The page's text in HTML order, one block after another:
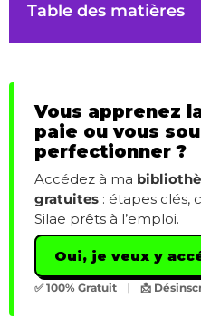
Table des matières
Vous apprenez
paie ou vous
perfectionner ?
Accédez à ma
gratuites : étapes clés,
Silae prêts à l’emploi.
Oui, je veux y
✅ 100% Gratuit | 📩